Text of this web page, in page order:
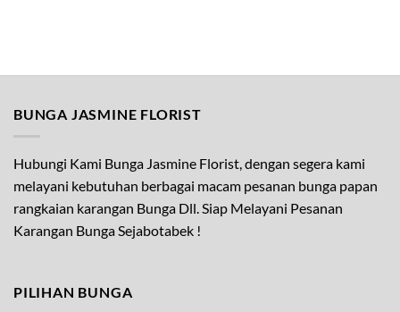
BUNGA JASMINE FLORIST
Hubungi Kami Bunga Jasmine Florist, dengan segera kami
melayani kebutuhan berbagai macam pesanan bunga papan
rangkaian karangan Bunga Dll. Siap Melayani Pesanan
Karangan Bunga Sejabotabek !
PILIHAN BUNGA